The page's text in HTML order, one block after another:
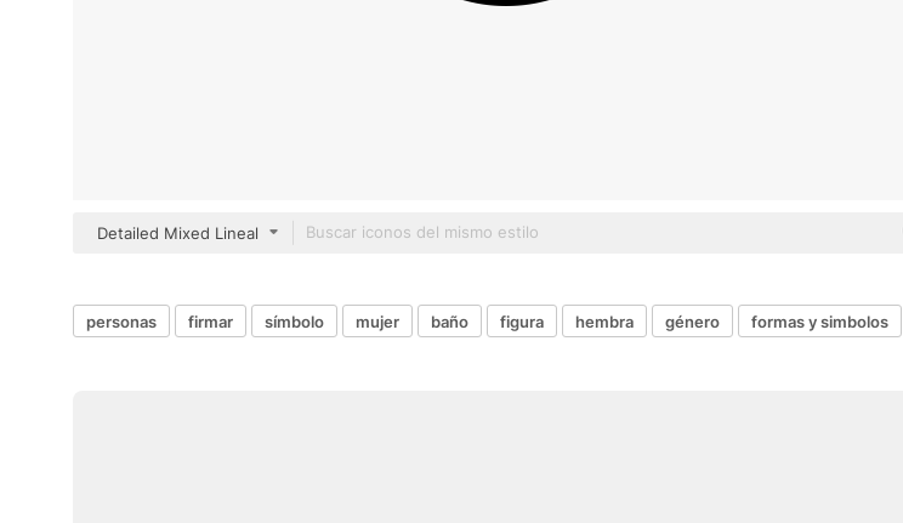
Detailed Mixed Lineal
personas firmar símbolo mujer baño figura hembra género formas y simbolos